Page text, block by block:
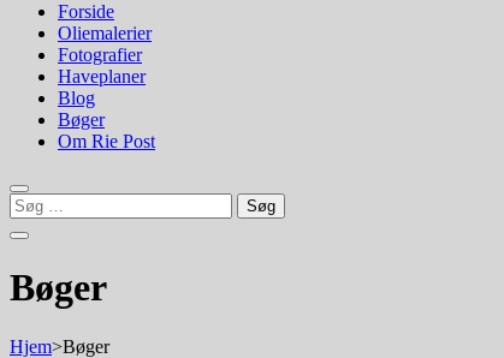
Forside
Oliemalerier
Fotografier
Haveplaner
Blog
Bøger
Om Rie Post
Søg
efter:
Bøger
Hjem>Bøger